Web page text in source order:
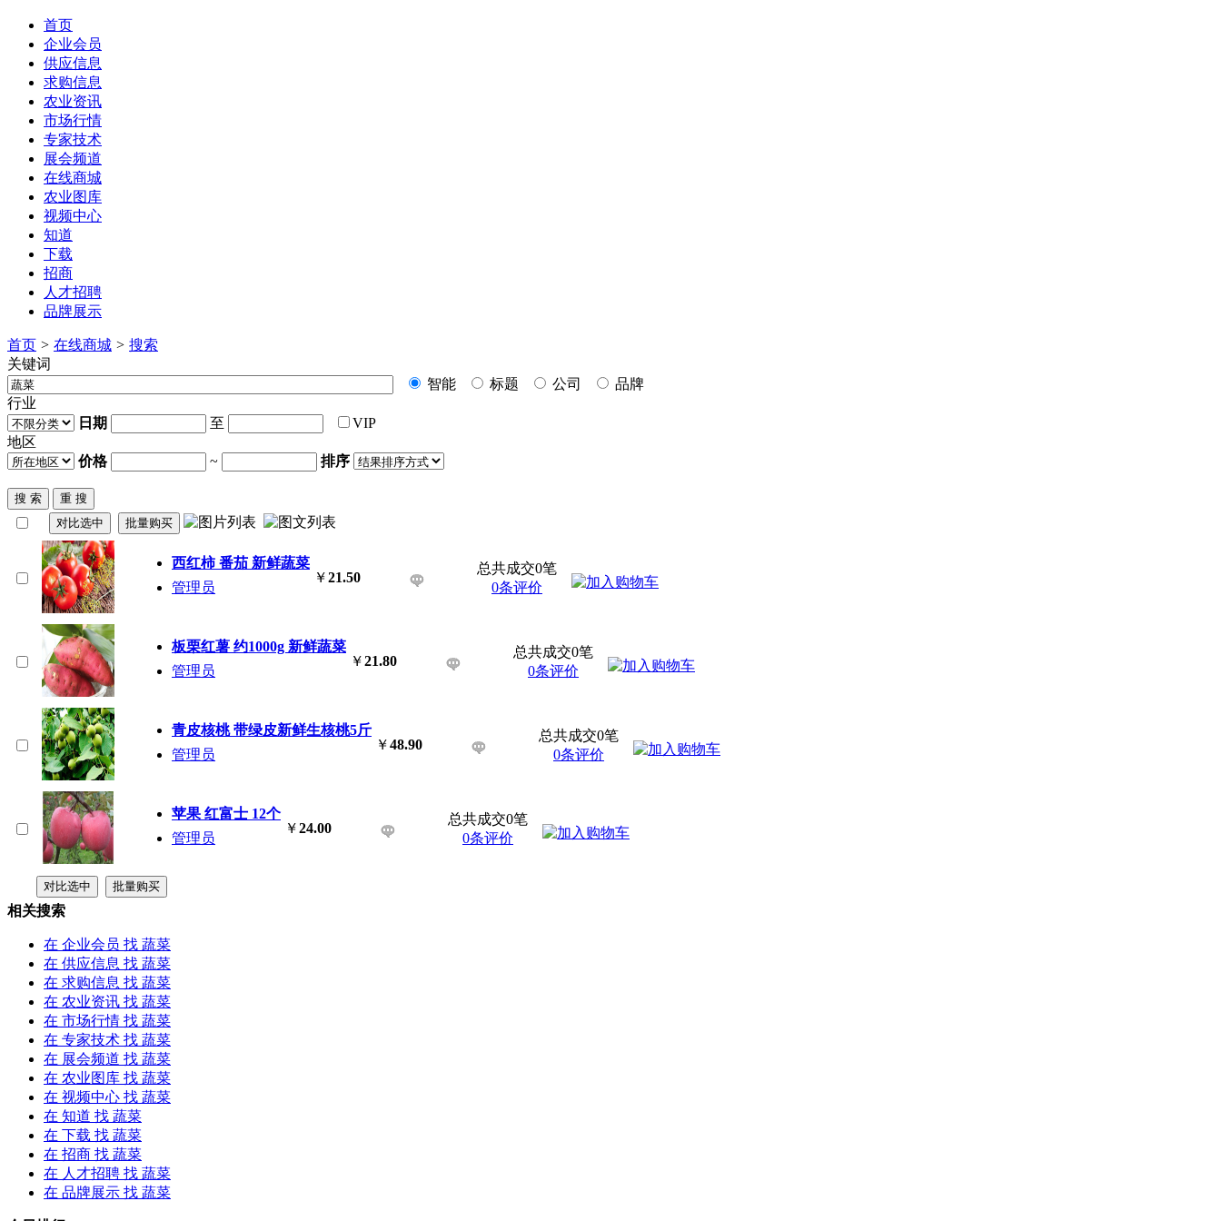
首页
企业会员
供应信息
求购信息
农业资讯
市场行情
专家技术
展会频道
在线商城
农业图库
视频中心
知道
下载
招商
人才招聘
品牌展示
首页 > 在线商城 > 搜索
关键词
智能
标题 公司
品牌
行业
日期
至
VIP
地区
价格
~ 排序
西红柿 番茄 新鲜蔬菜
管理员
￥21.50
总共成交0笔
0条评价
板栗红薯 约1000g 新鲜蔬菜
管理员
￥21.80
总共成交0笔
0条评价
青皮核桃 带绿皮新鲜生核桃5斤
管理员
￥48.90
总共成交0笔
0条评价
苹果 红富士 12个
管理员
￥24.00
总共成交0笔
0条评价
相关搜索
在 企业会员 找 蔬菜
在 供应信息 找 蔬菜
在 求购信息 找 蔬菜
在 农业资讯 找 蔬菜
在 市场行情 找 蔬菜
在 专家技术 找 蔬菜
在 展会频道 找 蔬菜
在 农业图库 找 蔬菜
在 视频中心 找 蔬菜
在 知道 找 蔬菜
在 下载 找 蔬菜
在 招商 找 蔬菜
在 人才招聘 找 蔬菜
在 品牌展示 找 蔬菜